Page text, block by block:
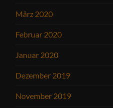
März 2020
Februar 2020
Januar 2020
Dezember 2019
November 2019